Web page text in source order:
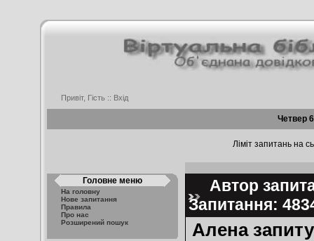
Привіт, Гість :: Вхід
Четвер
Ліміт запитань на
Головне меню
На головну
Нове запитання
Правила
Про нас
Розширений пошук
Автор
Запитання:
Алена